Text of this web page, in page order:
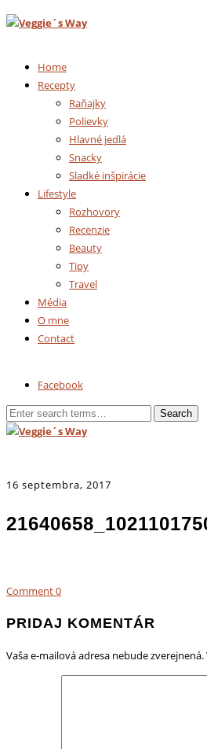
Home
Recepty
Raňajky
Polievky
Hlavné jedlá
Snacky
Sladké inšpirácie
Lifestyle
Rozhovory
Recenzie
Beauty
Tipy
Travel
Média
O mne
Contact
Facebook
16 septembra, 2017
Comment0
PRIDAJ KOMENTÁR
Vaša e-mailová adresa nebude zverejnená.